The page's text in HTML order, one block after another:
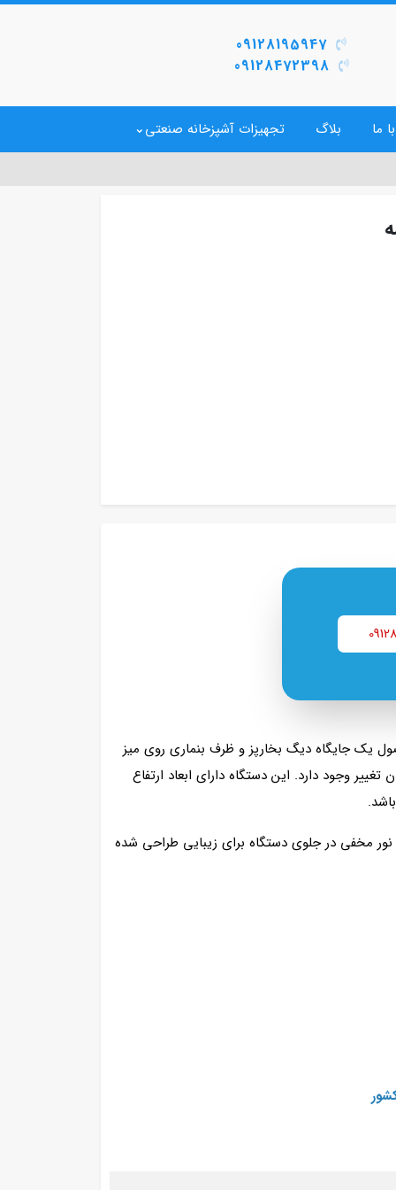
09128195947
09128472398
ما بلاگ تجهیزات آشپزخانه صنعتی
یک جایگاه دیگ بخارپز و ظرف بنماری روی میز
وجود دارد. این دستگاه دارای ابعاد ارتفاع
مخفی در جلوی دستگاه برای زیبایی طراحی شده